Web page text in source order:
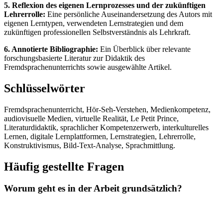
5. Reflexion des eigenen Lernprozesses und der zukünftigen
Lehrerrolle: Eine persönliche Auseinandersetzung des Autors mit
eigenen Lerntypen, verwendeten Lernstrategien und dem
zukünftigen professionellen Selbstverständnis als Lehrkraft.
6. Annotierte Bibliographie: Ein Überblick über relevante
forschungsbasierte Literatur zur Didaktik des
Fremdsprachenunterrichts sowie ausgewählte Artikel.
Schlüsselwörter
Fremdsprachenunterricht, Hör-Seh-Verstehen, Medienkompetenz,
audiovisuelle Medien, virtuelle Realität, Le Petit Prince,
Literaturdidaktik, sprachlicher Kompetenzerwerb, interkulturelles
Lernen, digitale Lernplattformen, Lernstrategien, Lehrerrolle,
Konstruktivismus, Bild-Text-Analyse, Sprachmittlung.
Häufig gestellte Fragen
Worum geht es in der Arbeit grundsätzlich?